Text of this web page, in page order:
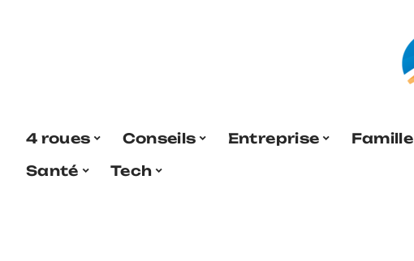
4 roues Conseils Entreprise Famille
Santé
Tech